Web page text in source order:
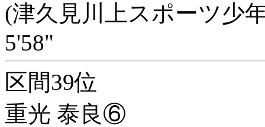
(津久見川上スポーツ少
5'58"
区間39位
重光 泰良⑥